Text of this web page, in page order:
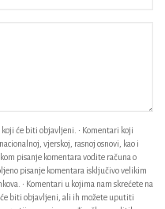
će biti objavljeni. • Komentari koji
vjerskoj, rasnoj osnovi, kao i
pisanje komentara vodite računa o
pisanje komentara isključivo velikim
• Komentari u kojima nam skrećete na
biti objavljeni, ali ih možete uputiti